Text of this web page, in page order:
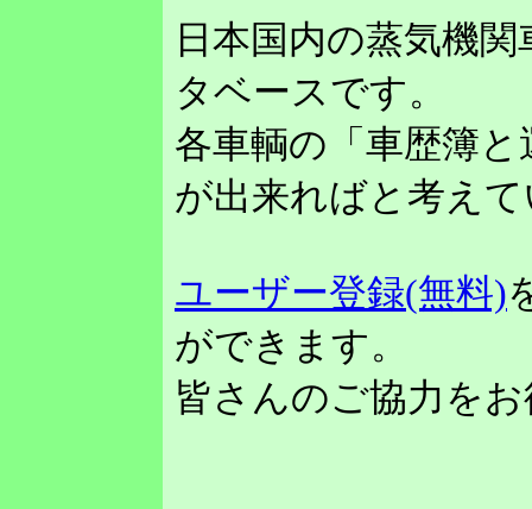
日本国内の蒸気機
タベースです。
各車輌の「車歴簿
が出来ればと考え
ユーザー登録(無料)
ができます。
皆さんのご協力を